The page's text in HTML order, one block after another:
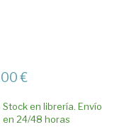
€
Stock en librería. Envío
en 24/48 horas